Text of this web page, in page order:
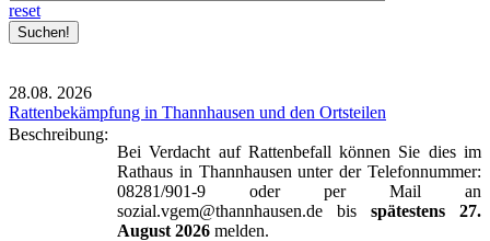
reset
28.08. 2026
Rattenbekämpfung in Thannhausen und den Ortsteilen
Beschreibung:
Bei Verdacht auf Rattenbefall können Sie dies im
Rathaus in Thannhausen unter der Telefonnummer:
08281/901-9 oder per Mail an
sozial.vgem@thannhausen.de bis spätestens 27.
August 2026 melden.